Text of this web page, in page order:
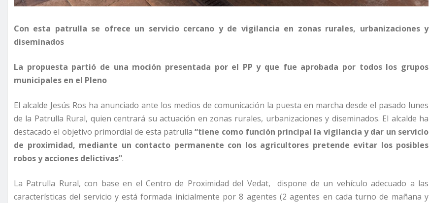
Con esta patrulla se ofrece un servicio cercano y de vigilancia en zonas rurales, urbanizaciones y
diseminados
La propuesta partió de una moción presentada por el PP y que fue aprobada por todos los grupos
municipales en el Pleno
El alcalde Jesús Ros ha anunciado ante los medios de comunicación la puesta en marcha desde el pasado lunes
de la Patrulla Rural, quien centrará su actuación en zonas rurales, urbanizaciones y diseminados. El alcalde ha
destacado el objetivo primordial de esta patrulla“tiene como función principal la vigilancia y dar un servicio
de proximidad, mediante un contacto permanente con los agricultores pretende evitar los posibles
robos y acciones delictivas”.
La Patrulla Rural, con base en el Centro de Proximidad del Vedat, dispone de un vehículo adecuado a las
características del servicio y está formada inicialmente por 8 agentes (2 agentes en cada turno de mañana y